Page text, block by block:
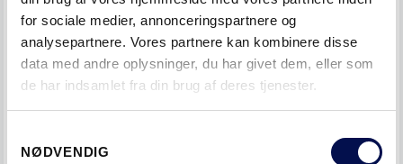
for sociale medier, annonceringspartnere og
analysepartnere. Vores partnere kan kombinere disse
data med andre oplysninger, du har givet dem, eller som
de har indsamlet fra din brug af deres tjenester.
NØDVENDIG
4. BRUGER DU EN SIKKERHEDSLÅS?